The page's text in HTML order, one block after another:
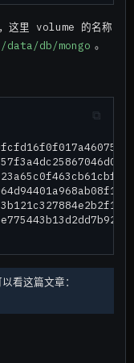
这里 volume 的名称
/data/db/mongo 。
看这篇文章：